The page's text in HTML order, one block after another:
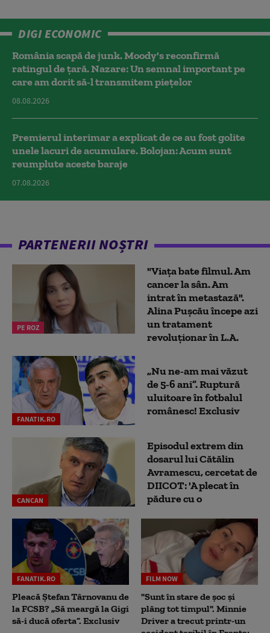
DIGI ECONOMIC
România scapă de junk. Moody's reconfirmă
ratingul de țară. Nazare: Un semnal important pe
care am dorit să-l transmitem piețelor
08.08.2026
Premierul interimar a explicat de ce au fost golite
unele lacuri de acumulare. Bolojan: Acum sunt
reumplute aceste baraje
07.08.2026
PARTENERII NOȘTRI
PE ROZ
"Viața bate filmul. Am
cancer la sân. Am
intrat în metastază".
Alina Pușcău începe azi
un tratament
revoluționar în L.A.
FANATIK.RO
„Nu ne-am mai văzut
de 5-6 ani”. Ruptură
uluitoare în fotbalul
românesc! Exclusiv
CANCAN
Episodul extrem din
dosarul lui Cătălin
Avramescu, cercetat de
DIICOT: 'A plecat în
pădure cu o
FANATIK.RO
Pleacă Ștefan Târnovanu de
la FCSB? „Să meargă la Gigi
să-i ducă oferta”. Exclusiv
FILM NOW
"Sunt în stare de șoc și
plâng tot timpul". Minnie
Driver a trecut printr-un